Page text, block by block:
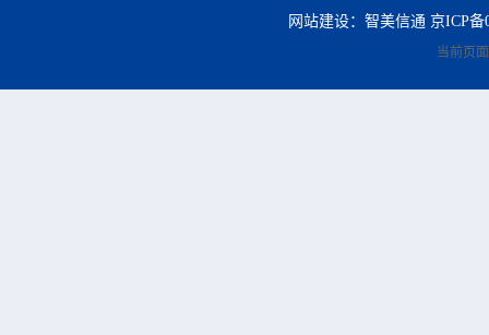
网站建设：智美信通 京ICP备
当前页